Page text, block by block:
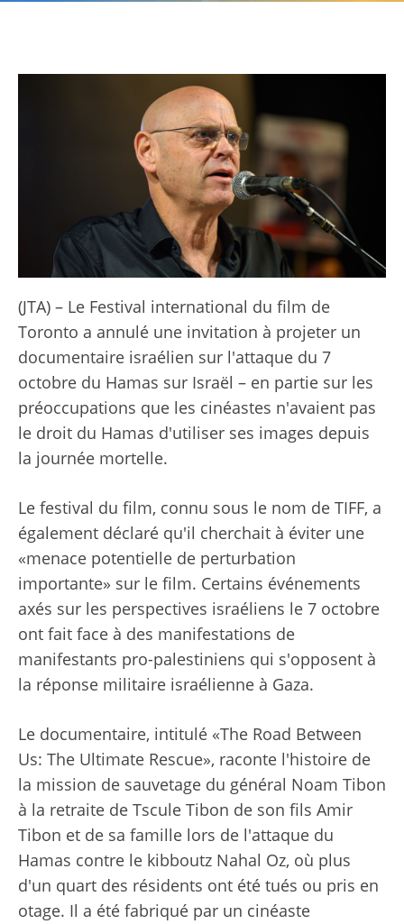
(JTA) – Le Festival international du film de
Toronto a annulé une invitation à projeter un
documentaire israélien sur l'attaque du 7
octobre du Hamas sur Israël – en partie sur les
préoccupations que les cinéastes n'avaient pas
le droit du Hamas d'utiliser ses images depuis
la journée mortelle.
Le festival du film, connu sous le nom de TIFF, a
également déclaré qu'il cherchait à éviter une
«menace potentielle de perturbation
importante» sur le film. Certains événements
axés sur les perspectives israéliens le 7 octobre
ont fait face à des manifestations de
manifestants pro-palestiniens qui s'opposent à
la réponse militaire israélienne à Gaza.
Le documentaire, intitulé «The Road Between
Us: The Ultimate Rescue», raconte l'histoire de
la mission de sauvetage du général Noam Tibon
à la retraite de Tscule Tibon de son fils Amir
Tibon et de sa famille lors de l'attaque du
Hamas contre le kibboutz Nahal Oz, où plus
d'un quart des résidents ont été tués ou pris en
otage. Il a été fabriqué par un cinéaste